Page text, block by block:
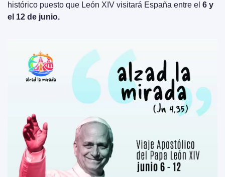
histórico puesto que León XIV visitará España entre el 6 y
el 12 de junio.